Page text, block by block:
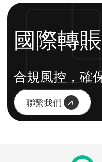
國際轉賬
合規風控，確
聯繫我們